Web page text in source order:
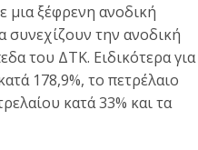
μια ξέφρενη ανοδική
συνεχίζουν την ανοδική
του ΔΤΚ. Ειδικότερα για
178,9%, το πετρέλαιο
κατά 33% και τα